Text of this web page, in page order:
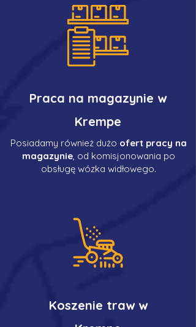
Praca na magazynie w
Krempe
Posiadamy również dużo ofert pracy na
magazynie, od komisjonowania po
obsługę wózka widłowego.
Koszenie traw w